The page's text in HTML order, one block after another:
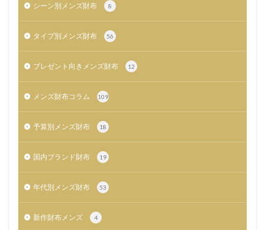
シーン別メンズ財布 8
タイプ別メンズ財布 56
プレゼント向きメンズ財布 12
メンズ財布コラム 109
予算別メンズ財布 18
国内ブランド財布 19
年代別メンズ財布 53
新作財布メンズ 4